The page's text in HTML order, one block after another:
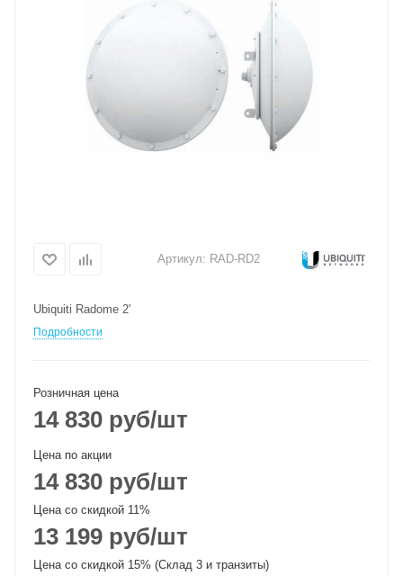
Артикул: RAD-RD2
Ubiquiti Radome 2'
Подробности
Розничная цена
14 830 руб/шт
Цена по акции
14 830 руб/шт
Цена со скидкой 11%
13 199 руб/шт
Цена со скидкой 15% (Склад 3 и транзиты)